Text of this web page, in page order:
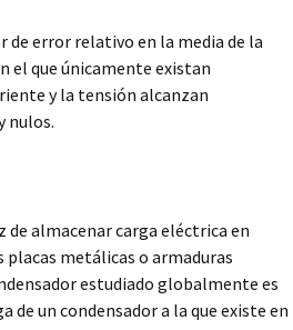
de error relativo en la media de la
el que únicamente existan
y la tensión alcanzan
nulos.
almacenar carga eléctrica en
metálicas o armaduras
estudiado globalmente es
un condensador a la que existe en